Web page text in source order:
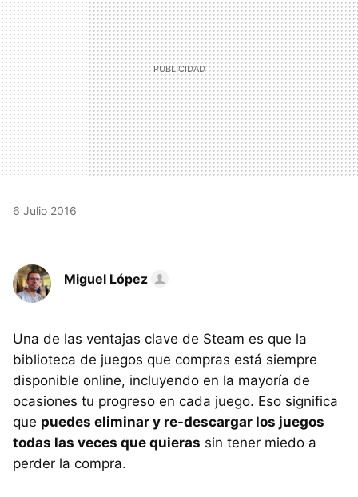
6 Julio 2016
Miguel López
Una de las ventajas clave de Steam es que la
biblioteca de juegos que compras está siempre
disponible online, incluyendo en la mayoría de
ocasiones tu progreso en cada juego. Eso significa
que puedes eliminar y re-descargar los juegos
todas las veces que quieras sin tener miedo a
perder la compra.